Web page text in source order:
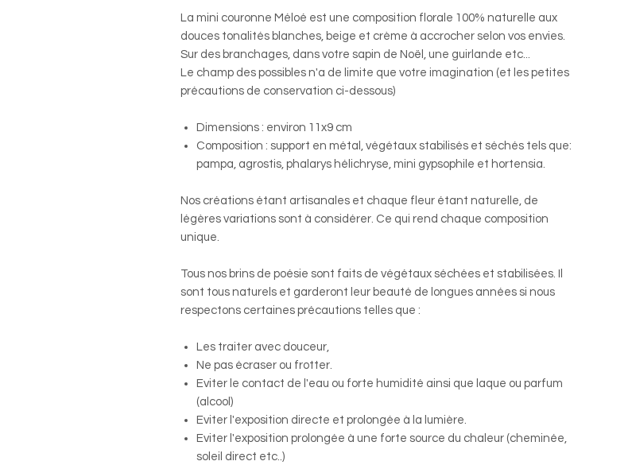
La mini couronne Méloé est une composition florale 100% naturelle aux
douces tonalités blanches, beige et crème à accrocher selon vos envies.
Sur des branchages, dans votre sapin de Noël, une guirlande etc...
Le champ des possibles n'a de limite que votre imagination (et les petites
précautions de conservation ci-dessous)
Dimensions : environ 11x9 cm
Composition : support en métal, végétaux stabilisés et séchés tels que:
pampa, agrostis, phalarys hélichryse, mini gypsophile et hortensia.
Nos créations étant artisanales et chaque fleur étant naturelle, de
légères variations sont à considérer. Ce qui rend chaque composition
unique.
Tous nos brins de poésie sont faits de végétaux séchées et stabilisées. Il
sont tous naturels et garderont leur beauté de longues années si nous
respectons certaines précautions telles que :
Les traiter avec douceur,
Ne pas écraser ou frotter.
Eviter le contact de l'eau ou forte humidité ainsi que laque ou parfum
(alcool)
Eviter l'exposition directe et prolongée à la lumière.
Eviter l'exposition prolongée à une forte source du chaleur (cheminée,
soleil direct etc..)